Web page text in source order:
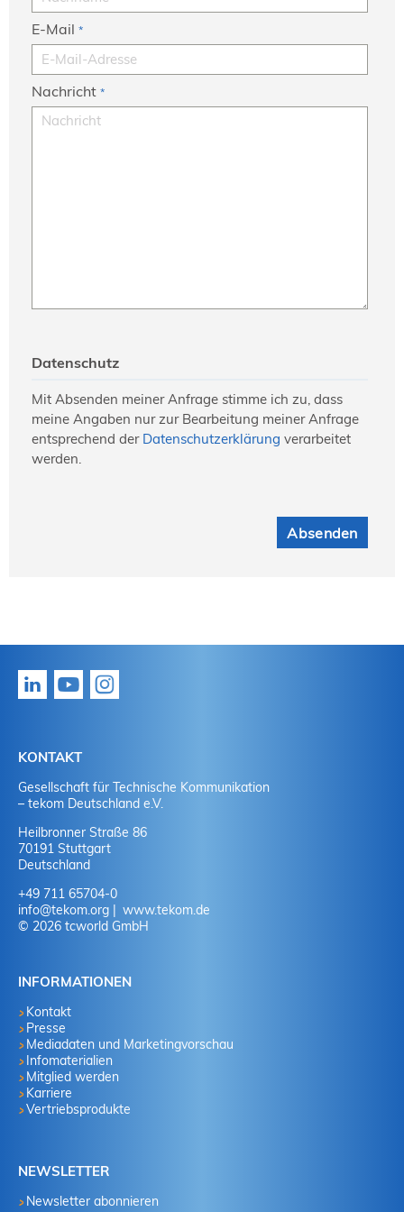
23.-24. September 2026
10.-12. November, 2026 in Stuttgart
E-Mail *
Nachricht *
Datenschutz
Mit Absenden meiner Anfrage stimme ich zu, dass
meine Angaben nur zur Bearbeitung meiner Anfrage
entsprechend der Datenschutzerklärung verarbeitet
werden.
Absenden
KONTAKT
Gesellschaft für Technische Kommunikation
– tekom Deutschland e.V.
Heilbronner Straße 86
70191 Stuttgart
Deutschland
+49 711 65704-0
info@tekom.org
www.tekom.de
© 2026 tcworld GmbH
INFORMATIONEN
Kontakt
Presse
Mediadaten und Marketingvorschau
Infomaterialien
Mitglied werden
Karriere
Vertriebsprodukte
NEWSLETTER
Newsletter abonnieren